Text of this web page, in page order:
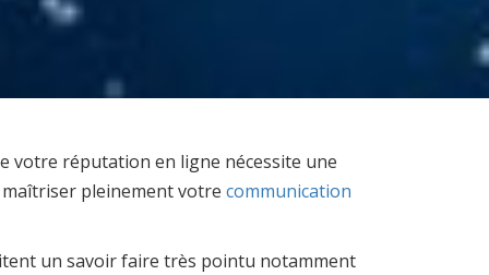
votre réputation en ligne nécessite une
pleinement votre communication
un savoir faire très pointu notamment